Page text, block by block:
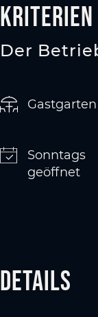
Kriterien
Der
Gastgarten
Sonntags
geöffnet
Details